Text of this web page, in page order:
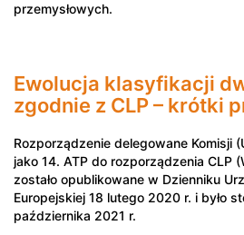
przemysłowych.
Ewolucja klasyfikacji
zgodnie z CLP – krótki
Rozporządzenie delegowane Komisji
jako 14. ATP do rozporządzenia CLP
zostało opublikowane w Dzienniku
Europejskiej 18 lutego 2020 r. i było
października 2021 r.